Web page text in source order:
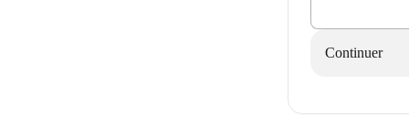
Continuer